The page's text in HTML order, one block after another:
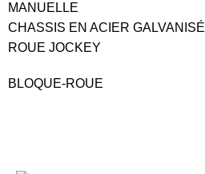
MANUELLE
CHASSIS EN ACIER GALVANISÉ
ROUE JOCKEY
BLOQUE-ROUE